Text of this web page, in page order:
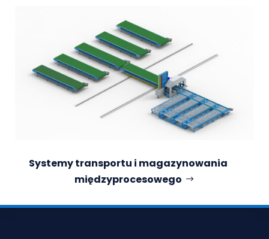
Systemy transportu i magazynowania
międzyprocesowego